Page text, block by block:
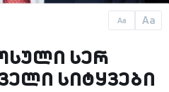
Aa Aa
სერ
სიტყვები